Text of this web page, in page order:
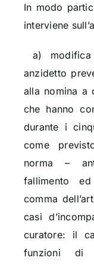
In modo
interviene
a) modifica
anzidetto
alla nomina a
che hanno
durante i
come
norma –
fallimento
comma
casi
curatore: il
funzioni di